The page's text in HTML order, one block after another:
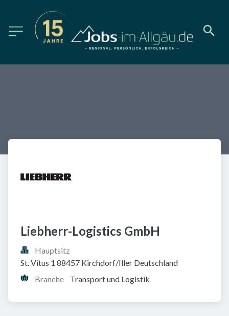
Liebherr-Logistics GmbH
Hauptsitz
St. Vitus 1 88457 Kirchdorf/Iller Deutschland
Branche
Transport und Logistik